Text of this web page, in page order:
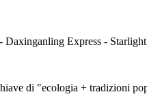
Express -
di "ecologia + tradizioni